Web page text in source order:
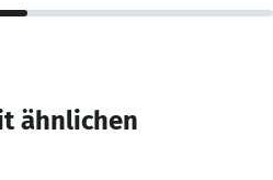
ähnlichen